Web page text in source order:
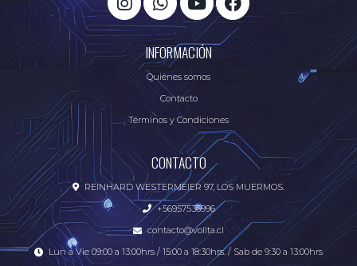
INFORMACIÓN
Quiénes somos
Contacto
Términos y Condiciones
CONTACTO
REINHARD WESTERMEIER 97, LOS MUERMOS.
+56957536996
contacto@vollta.cl
Lun a Vie 09:00 a 13:00hrs / 15:00 a 18:30hrs. / Sab de 9:30 a 13:00hrs